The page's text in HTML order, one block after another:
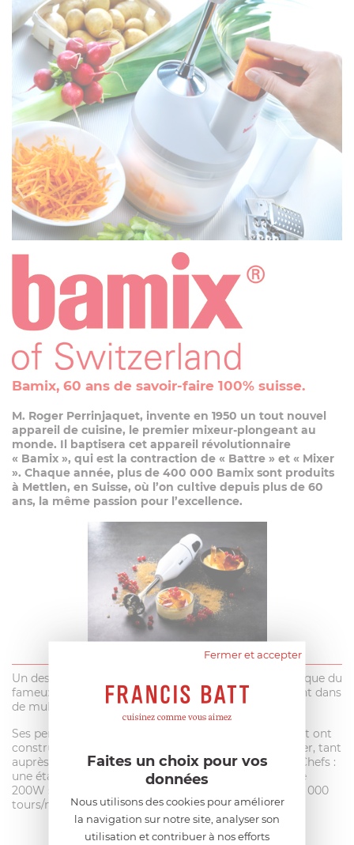
EN SAVOIR PLUS
ACCESSOIRES
EN SAVOIR PLUS
Bamix, 60 ans de savoir-faire 100% suisse.
M. Roger Perrinjaquet, invente en 1950 un tout nouvel
appareil de cuisine, le premier mixeur-plongeant au
monde. Il baptisera cet appareil révolutionnaire
« Bamix », qui est la contraction de « Battre » et « Mixer
». Chaque année, plus de 400 000 Bamix sont produits
à Mettlen, en Suisse, où l’on cultive depuis plus de 60
ans, la même passion pour l’excellence.
Un design légendaire habille la silhouette emblématique du
fameux ustensile de cuisine, qui se décline maintenant dans
de multiples coloris.
Ses performances techniques demeurent inégalées et ont
construit la réputation du Bamix dans le monde entier, tant
auprès des cuisiniers amateurs que des plus grands Chefs :
une étanchéité remarquable, un moteur silencieux de
200W seulement, une vitesse remarquable jusqu’à 18 000
tours/minute.
Fermer et accepter
Faites un choix pour vos
données
Nous utilisons des cookies pour améliorer
la navigation sur notre site, analyser son
utilisation et contribuer à nos efforts